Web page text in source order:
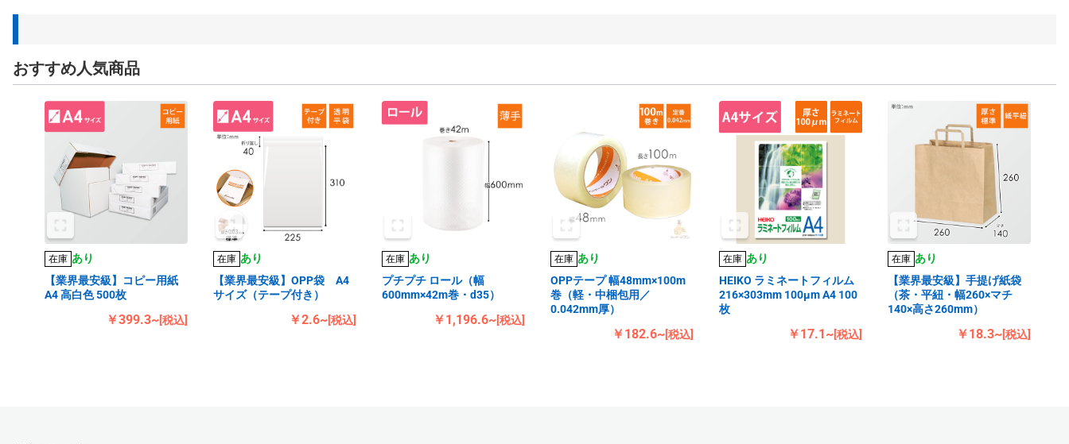
おすすめ人気商品
在庫 あり
【業界最安級】コピー用紙
A4 高白色 500枚
￥399.3~[税込]
在庫 あり
【業界最安級】OPP袋 A4
サイズ（テープ付き）
￥2.6~[税込]
在庫 あり
プチプチ ロール（幅
600mm×42m巻・d35）
￥1,196.6~[税込]
在庫 あり
OPPテープ 幅48mm×100m
巻（軽・中梱包用／
0.042mm厚）
￥182.6~[税込]
在庫 あり
HEIKO ラミネートフィルム
216×303mm 100μm A4 100
枚
￥17.1~[税込]
在庫 あり
【業界最安級】手提げ紙袋
（茶・平紐・幅260×マチ
140×高さ260mm）
￥18.3~[税込]